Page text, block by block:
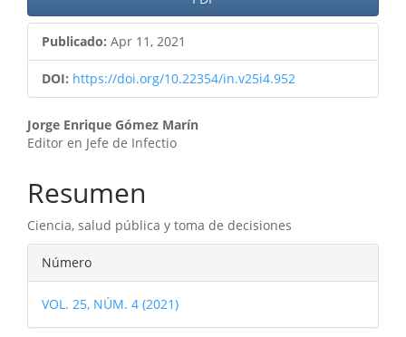
Publicado: Apr 11, 2021
DOI: https://doi.org/10.22354/in.v25i4.952
Contenido
principal
del
artículo
Jorge Enrique Gómez Marín
Editor en Jefe de Infectio
Resumen
Ciencia, salud pública y toma de decisiones
Detalles
del
artículo
Número
VOL. 25, NÚM. 4 (2021)